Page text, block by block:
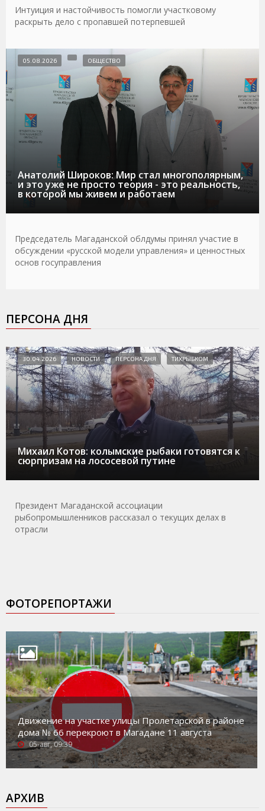
Интуиция и настойчивость помогли участковому
раскрыть дело с пропавшей потерпевшей
Анатолий Широков: Мир стал многополярным,
и это уже не просто теория - это реальность,
в которой мы живем и работаем
05.08.2026 ОБЩЕСТВО
Председатель Магаданской облдумы принял участие в
обсуждении «русской модели управления» и ценностных
основ госуправления
ПЕРСОНА ДНЯ
Михаил Котов: колымские рыбаки готовятся к
сюрпризам на лососевой путине
30.04.2026 НОВОСТИ ПЕРСОНА ДНЯ ТИХРЫБКОМ
Президент Магаданской ассоциации
рыбопромышленников рассказал о текущих делах в
отрасли
ФОТОРЕПОРТАЖИ
Движение на участке улицы Пролетарской в районе
дома № 66 перекроют в Магадане 11 августа
05-авг, 09:39
АРХИВ